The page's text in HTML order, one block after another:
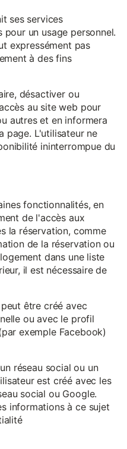
ses services
un usage personnel.
expressément pas
à des fins
désactiver ou
au site web pour
autres et en informera
page. L'utilisateur ne
ininterrompue du
fonctionnalités, en
de l'accès aux
la réservation, comme
de la réservation ou
dans une liste
il est nécessaire de
être créé avec
ou avec le profil
exemple Facebook)
réseau social ou un
est créé avec les
social ou Google.
informations à ce sujet